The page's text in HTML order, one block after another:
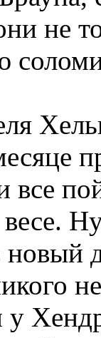
не
все
у